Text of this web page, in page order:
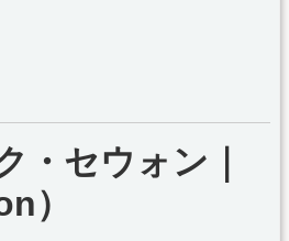
・セウォン｜
）